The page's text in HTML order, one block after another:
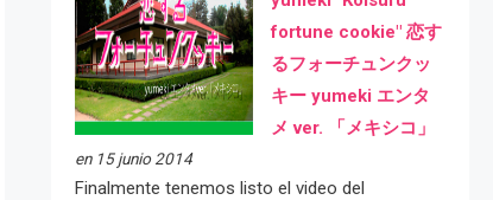
fortune cookie" 恋す
るフォーチュンクッ
キー yumeki エンタ
メ ver. 「メキシコ」
en 15 junio 2014
Finalmente tenemos listo el video del